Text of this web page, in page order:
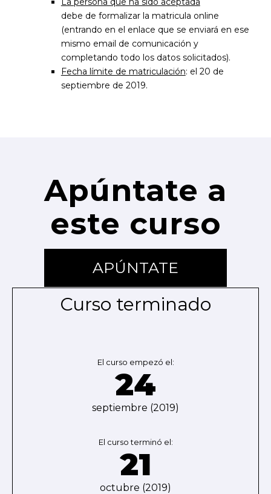
debe de formalizar la matricula online
(entrando en el enlace que se enviará en ese
mismo email de comunicación y
completando todo los datos solicitados).
Fecha límite de matriculación: el 20 de
septiembre de 2019.
Apúntate a
este curso
APÚNTATE
Curso terminado
El curso empezó el:
24
septiembre (2019)
El curso terminó el:
21
octubre (2019)